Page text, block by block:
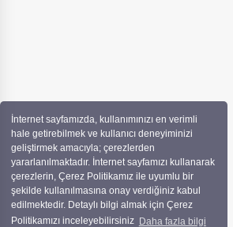
İnternet sayfamızda, kullanımınızı en verimli
hale getirebilmek ve kullanıcı deneyiminizi
geliştirmek amacıyla; çerezlerden
yararlanılmaktadır. İnternet sayfamızı kullanarak
çerezlerin, Çerez Politikamız ile uyumlu bir
şekilde kullanılmasına onay verdiğiniz kabul
edilmektedir. Detaylı bilgi almak için Çerez
Politikamızı inceleyebilirsiniz Daha fazla bilgi